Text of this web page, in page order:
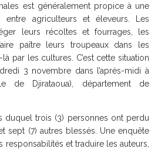
est généralement propice à une
entre agriculteurs et éleveurs. Les
leurs récoltes et fourrages, les
paître leurs troupeaux dans les
par les cultures. C’est cette situation
3 novembre dans l’après-midi à
de Djirataoua), département de
duquel trois (3) personnes ont perdu
sept (7) autres blessés. Une enquête
et traduire les auteurs,